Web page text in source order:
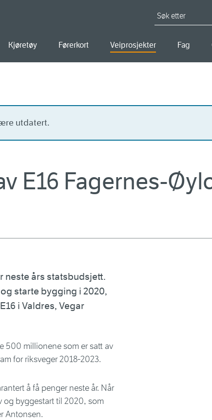
Kjøretøy Førerkort Veiprosjekter Fag
utdatert.
E16 Fagernes-
neste års statsbudsjett.
starte bygging i 2020,
i Valdres, Vegar
500 millionene som er satt av
for riksveger 2018-2023.
å få penger neste år. Når
og byggestart til 2020, som
Antonsen.